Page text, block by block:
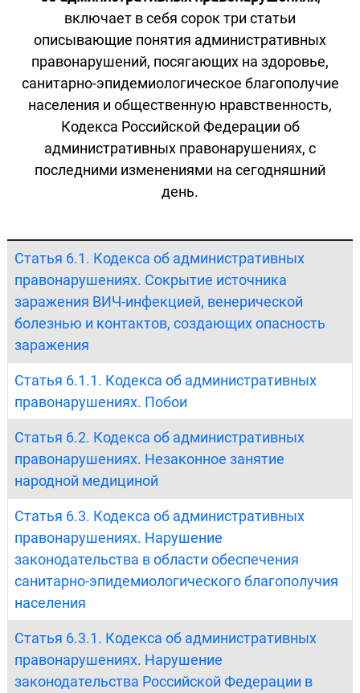
включает в себя сорок три статьи
описывающие понятия административных
правонарушений, посягающих на здоровье,
санитарно-эпидемиологическое благополучие
населения и общественную нравственность,
Кодекса Российской Федерации об
административных правонарушениях, с
последними изменениями на сегодняшний
день.
Статья 6.1. Кодекса об административных
правонарушениях. Сокрытие источника
заражения ВИЧ-инфекцией, венерической
болезнью и контактов, создающих опасность
заражения
Статья 6.1.1. Кодекса об административных
правонарушениях. Побои
Статья 6.2. Кодекса об административных
правонарушениях. Незаконное занятие
народной медициной
Статья 6.3. Кодекса об административных
правонарушениях. Нарушение
законодательства в области обеспечения
санитарно-эпидемиологического благополучия
населения
Статья 6.3.1. Кодекса об административных
правонарушениях. Нарушение
законодательства Российской Федерации в